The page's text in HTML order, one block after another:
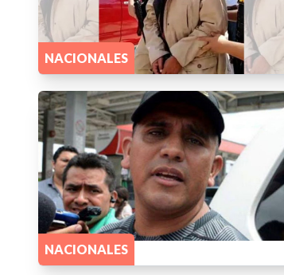
NACIONALES
NACIONALES